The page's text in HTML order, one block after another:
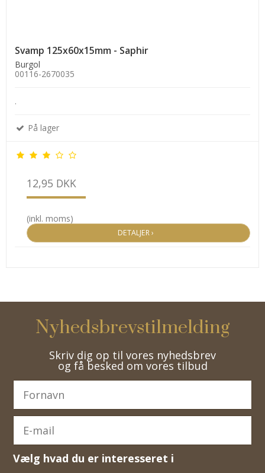
Svamp 125x60x15mm - Saphir
Burgol
00116-2670035
.
På lager
12,95 DKK
(inkl. moms)
DETALJER ›
Nyhedsbrevstilmelding
Skriv dig op til vores nyhedsbrev
og få besked om vores tilbud
Vælg hvad du er interesseret i